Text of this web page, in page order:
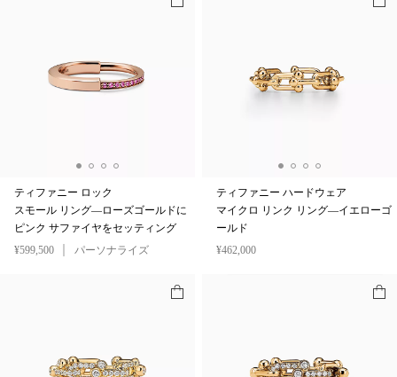
ティファニー ロック
スモール リング—ローズゴールドに
ピンク サファイヤをセッティング
¥599,500
パーソナライズ
ティファニー ハードウェア
マイクロ リンク リング—イエローゴ
ールド
¥462,000